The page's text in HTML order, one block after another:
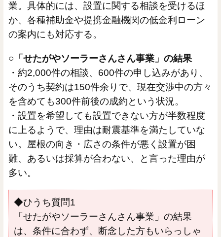
業。具体的には、設置に関する相談を受けるほ
か、各種補助金や提携金融機関の低金利ローン
の案内にも対応する。
○「せたがやソーラーさんさん事業」の結果
・約2,000件の相談、600件の申し込みがあり、
そのうち契約は150件余りで、現在交渉中の方々
を含めても300件前後の成約という状況。
・設置を希望しても設置できない方が半数程度
に上るようで、理由は耐震基準を満たしていな
い。屋根の向き・広さの条件が悪く設置が困
難、あるいは採算が合わない、と言った理由が
多い。
◆ひうち質問1
「せたがやソーラーさんさん事業」の結果
は、条件に合わず、断念した方もいらっしゃ